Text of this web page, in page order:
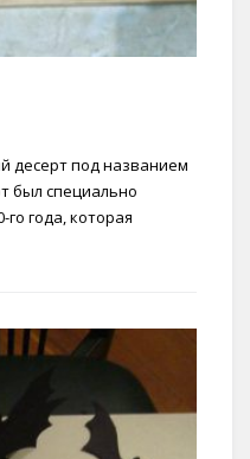
десерт под названием
был специально
года, которая